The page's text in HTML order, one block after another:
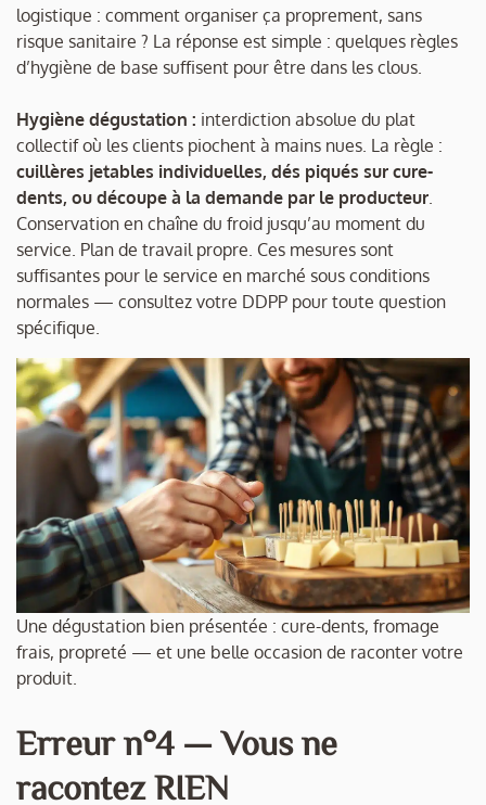
logistique : comment organiser ça proprement, sans
risque sanitaire ? La réponse est simple : quelques règles
d’hygiène de base suffisent pour être dans les clous.
Hygiène dégustation : interdiction absolue du plat
collectif où les clients piochent à mains nues. La règle :
cuillères jetables individuelles, dés piqués sur cure-
dents, ou découpe à la demande par le producteur.
Conservation en chaîne du froid jusqu’au moment du
service. Plan de travail propre. Ces mesures sont
suffisantes pour le service en marché sous conditions
normales — consultez votre DDPP pour toute question
spécifique.
Une dégustation bien présentée : cure-dents, fromage
frais, propreté — et une belle occasion de raconter votre
produit.
Erreur n°4 — Vous ne
racontez RIEN